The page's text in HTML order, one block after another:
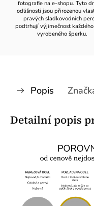
fotografie na e-shopu. Tyto
odlišnosti jsou přirozenou
pravých sladkovodních
podtrhují výjimečnost
vyrobeného šperku.
Popis
Detailní popis